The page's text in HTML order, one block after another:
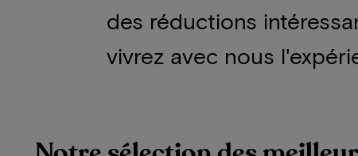
des réductions
vivrez avec nous